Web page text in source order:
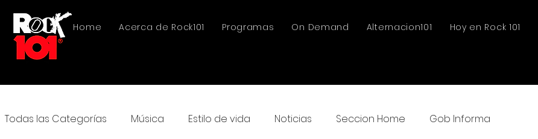
Home Acerca de Rock101 Programas On Demand Alternacion101 Hoy en Rock 101
Todas las Categorías Música Estilo de vida Noticias Seccion Home Gob Informa